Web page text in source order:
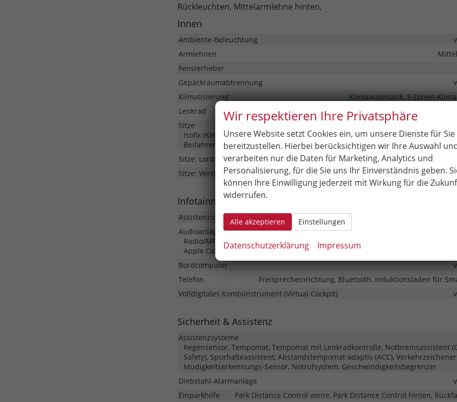
Rückleuchten, Mittelarmlehne hinten,
Innen
Ambiente-Beleuchtung
Armlehnen
Fensterheber
Gepäckraumabtrennung
Klimatisierung
Klimaautomatik, 3-Zonen-
Lenkrad
in Leder, höhenverstellbar, mit Multifunktionen, mit
Sitze
Isofix (Kindersitzbefestigung), Rücksitzbank hinten geteilt, Sitzheizung,
Beifahrersitz
Sitze: Lordosenstütze
Sitze: Verstellbarkeit
Elektrisch verstellbarer Fahrersitz, Höhenverstellbarer
Infotainment & Kommunikation
Assistenzsysteme
Audioanlage
Radio/MP3-Player, Radio, Soundsystem, Schnittstelle USB, Digitalradio DAB,
Apple CarPlay
Bordcomputer
Telefon
Freisprecheinrichtung, Bluetooth, Induktionsladen für
Volldigitales Kombiinstrument (Virtual Cockpit)
Sicherheit & Assistenz
Assistenzsysteme
Regensensor, Tempomat, Tempomat mit Lenkradkontrolle, Notbremsassistent
Safety), Spurhalteassistent, Abstandstempomat adaptiv (ACC),
Müdigkeitserkennungs-Sensor, Notrufsystem, Geschwindigkeitsbegrenzer
Diebstahl-Alarmanlage
Einparkhilfe
Park Distance Control vorne, Park Distance Control hinten,
Wir respektieren Ihre Privatsphäre
Unsere Website setzt Cookies ein, um unsere Dienste für Sie
bereitzustellen. Hierbei berücksichtigen wir Ihre Auswahl
verarbeiten nur die Daten für Marketing, Analytics und
Personalisierung, für die Sie uns Ihr Einverständnis geben.
können Ihre Einwilligung jederzeit mit Wirkung für die
widerrufen.
Alle akzeptieren Einstellungen
Datenschutzerklärung Impressum